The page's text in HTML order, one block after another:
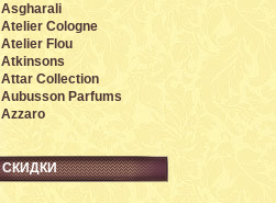
Asgharali
Atelier Cologne
Atelier Flou
Atkinsons
Attar Collection
Aubusson Parfums
Azzaro
СКИДКИ